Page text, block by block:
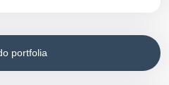
portfolia